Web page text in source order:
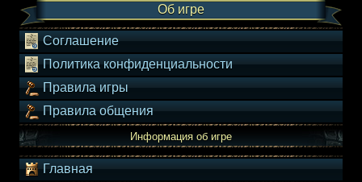
Об игре
Соглашение
Политика конфиденциальности
Правила игры
Правила общения
Информация об игре
Главная